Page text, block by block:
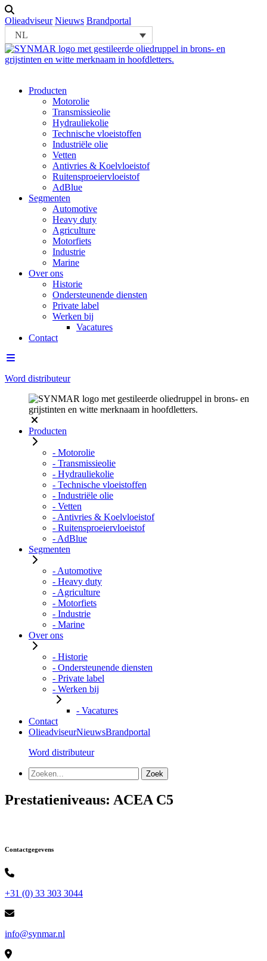
Olieadviseur Nieuws Brandportal
NL
Producten
Motorolie
Transmissieolie
Hydrauliekolie
Technische vloeistoffen
Industriële olie
Vetten
Antivries & Koelvloeistof
Ruitensproeiervloeistof
AdBlue
Segmenten
Automotive
Heavy duty
Agriculture
Motorfiets
Industrie
Marine
Over ons
Historie
Ondersteunende diensten
Private label
Werken bij
Vacatures
Contact
Word distributeur
Producten
- Motorolie
- Transmissieolie
- Hydrauliekolie
- Technische vloeistoffen
- Industriële olie
- Vetten
- Antivries & Koelvloeistof
- Ruitensproeiervloeistof
- AdBlue
Segmenten
- Automotive
- Heavy duty
- Agriculture
- Motorfiets
- Industrie
- Marine
Over ons
- Historie
- Ondersteunende diensten
- Private label
- Werken bij
- Vacatures
Contact
OlieadviseurNieuwsBrandportal
Word distributeur
Prestatieniveaus: ACEA C5
Contactgegevens
+31 (0) 33 303 3044
info@synmar.nl